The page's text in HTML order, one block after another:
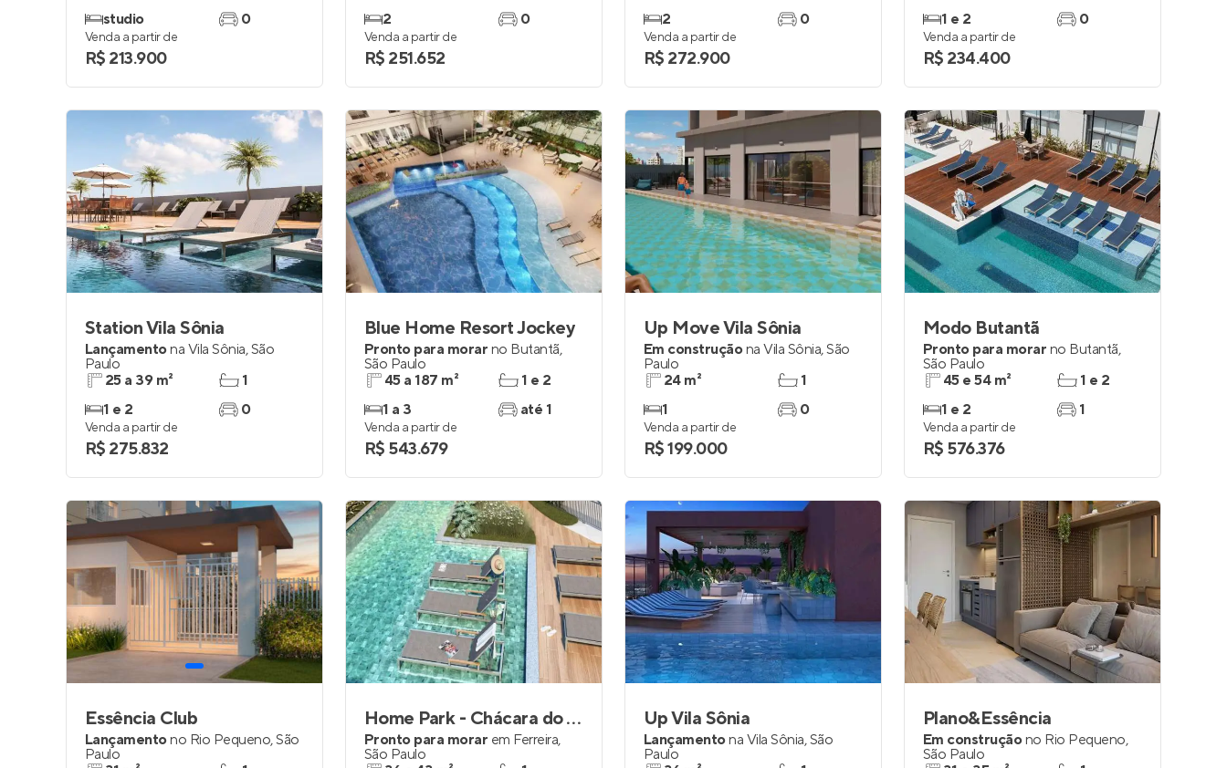
studio
0
Venda a partir de
R$ 213.900
2
0
Venda a partir de
R$ 251.652
2
0
Venda a partir de
R$ 272.900
1 e 2
0
Venda a partir de
R$ 234.400
Station Vila Sônia
Lançamentona Vila Sônia,São
Paulo
25 a 39 m²
1 e 2
1
0
Venda a partir de
R$ 275.832
Blue Home Resort Jockey
Pronto para morar no Butantã,
São Paulo
45 a 187 m²
1 a 3
1 e 2
até 1
Venda a partir de
R$ 543.679
Up Move Vila Sônia
Em construçãona Vila Sônia,São
Paulo
24 m²
1
1
0
Venda a partir de
R$ 199.000
Modo Butantã
Pronto para morar no Butantã,
São Paulo
45 e 54 m²
1 e 2
1 e 2
1
Venda a partir de
R$ 576.376
Essência Club
Lançamentono Rio Pequeno,São
Paulo
Home Park - Chácara do Jockey
Pronto para morar em Ferreira,
São Paulo
Up Vila Sônia
Lançamentona Vila Sônia,São
Paulo
Plano&Essência
Em construçãono Rio Pequeno,
São Paulo